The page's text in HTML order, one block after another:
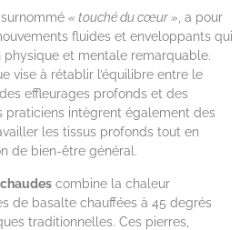
, surnommé « touché du cœur » , a pour
fluides et enveloppants qui
physique et mentale remarquable.
vise à rétablir l’équilibre entre le
effleurages profonds et des
praticiens intègrent également des
les tissus profonds tout en
de bien-être général.
combine la chaleur
de basalte chauffées à 45 degrés
traditionnelles. Ces pierres,